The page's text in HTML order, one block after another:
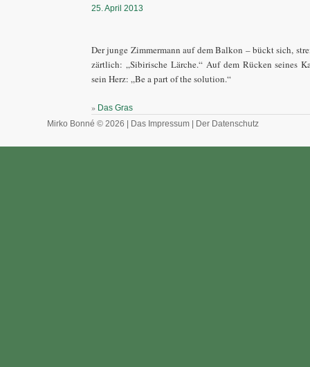
25. April 2013
Der junge Zimmermann auf dem Balkon – bückt sich,
zärtlich: „Sibirische Lärche.“ Auf dem Rücken seines
sein Herz: „Be a part of the solution.“
» Das Gras
Mirko Bonné © 2026 | Das Impressum | Der Datenschutz